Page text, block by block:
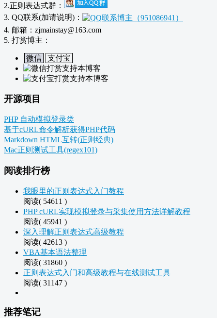
2.正则表达式群：
3. QQ联系(加请说明)：
4. 邮箱：zjmainstay@163.com
5. 打赏博主：
微信 支付宝
开源项目
PHP 自动模拟登录类
基于cURL命令解析获得PHP代码
Markdown HTML互转(正则经典)
Mac正则测试工具(regex101)
阅读排行榜
我眼里的正则表达式入门教程
阅读( 54611 )
PHP cURL实现模拟登录与采集使用方法详解教程
阅读( 45941 )
深入理解正则表达式高级教程
阅读( 42613 )
VBA基本语法整理
阅读( 31860 )
正则表达式入门和高级教程与在线测试工具
阅读( 31147 )
推荐笔记